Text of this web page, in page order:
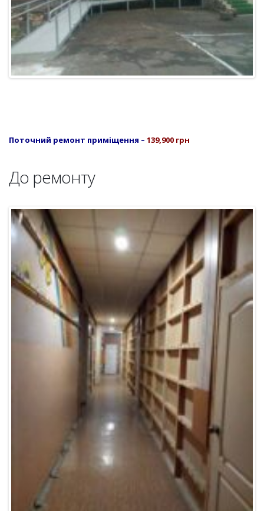
Поточний ремонт приміщення – 139,900 грн
До ремонту